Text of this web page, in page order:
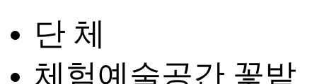
단 체
체험예술공간 꽃밭